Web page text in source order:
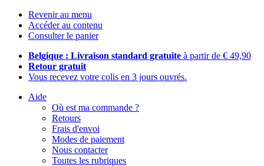
Revenir au menu
Accéder au contenu
Consulter le panier
Belgique : Livraison standard gratuite à partir de € 49,90
Retour gratuit
Vous recevez votre colis en 3 jours ouvrés.
Aide
Où est ma commande ?
Retours
Frais d'envoi
Modes de paiement
Nous contacter
Toutes les rubriques